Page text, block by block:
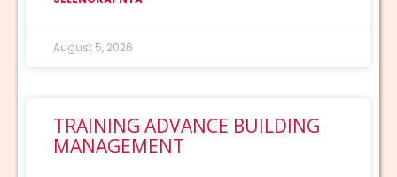
August 5, 2026
TRAINING ADVANCE BUILDING
MANAGEMENT